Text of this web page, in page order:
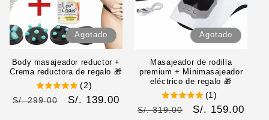
Agotado
Body masajeador reductor +
Crema reductora de regalo 🎁
(2)
Precio
S/. 299.00
Precio
S/. 139.00
Agotado
Masajeador de rodilla
premium + Minimasajeador
eléctrico de regalo 🎁
(1)
Precio
S/. 319.00
Precio
S/. 159.00